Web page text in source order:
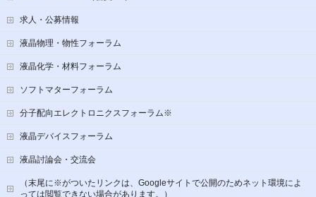
求人・公募情報
液晶物理・物性フォーラム
液晶化学・材料フォーラム
ソフトマターフォーラム
分子配向エレクトロニクスフォーラム※
液晶デバイスフォーラム
液晶討論会・交流会
（末尾に※がついたリンクは、Googleサイトで公開のためネット環境によ
っては閲覧できない場合があります。）